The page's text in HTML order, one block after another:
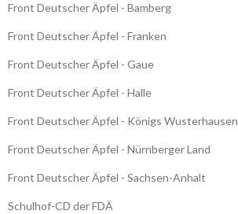
Front Deutscher Äpfel - Bamberg
Front Deutscher Äpfel - Franken
Front Deutscher Äpfel - Gaue
Front Deutscher Äpfel - Halle
Front Deutscher Äpfel - Königs Wusterhausen
Front Deutscher Äpfel - Nürnberger Land
Front Deutscher Äpfel - Sachsen-Anhalt
Schulhof-CD der FDÄ